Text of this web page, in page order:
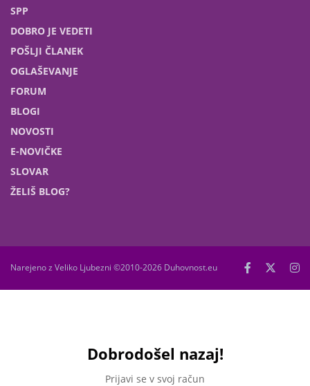
SPP
DOBRO JE VEDETI
POŠLJI ČLANEK
OGLAŠEVANJE
FORUM
BLOGI
NOVOSTI
E-NOVIČKE
SLOVAR
ŽELIŠ BLOG?
Narejeno z Veliko Ljubezni ©2010-2026 Duhovnost.eu
Dobrodošel nazaj!
Prijavi se v svoj račun